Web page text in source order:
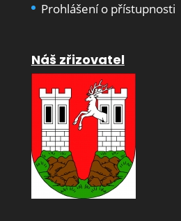
Prohlášení o přístupnosti
Náš zřizovatel